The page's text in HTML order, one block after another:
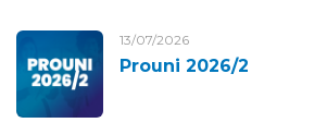
13/07/2026
Prouni 2026/2